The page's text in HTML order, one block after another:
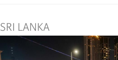
SRI LANKA